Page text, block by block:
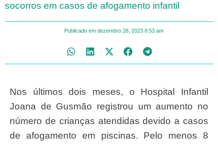
socorros em casos de afogamento infantil
Publicado em dezembro 28, 2023 8:53 am
Nos últimos dois meses, o Hospital Infantil
Joana de Gusmão registrou um aumento no
número de crianças atendidas devido a casos
de afogamento em piscinas. Pelo menos 8